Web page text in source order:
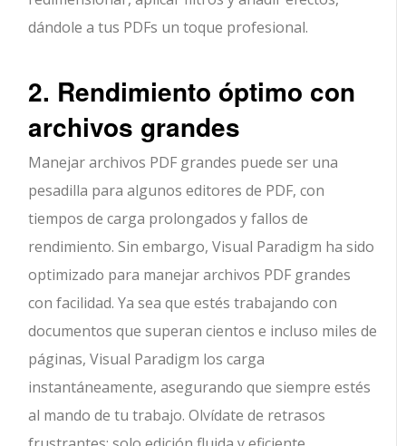
dándole a tus PDFs un toque profesional.
2. Rendimiento óptimo con
archivos grandes
Manejar archivos PDF grandes puede ser una
pesadilla para algunos editores de PDF, con
tiempos de carga prolongados y fallos de
rendimiento. Sin embargo, Visual Paradigm ha sido
optimizado para manejar archivos PDF grandes
con facilidad. Ya sea que estés trabajando con
documentos que superan cientos e incluso miles de
páginas, Visual Paradigm los carga
instantáneamente, asegurando que siempre estés
al mando de tu trabajo. Olvídate de retrasos